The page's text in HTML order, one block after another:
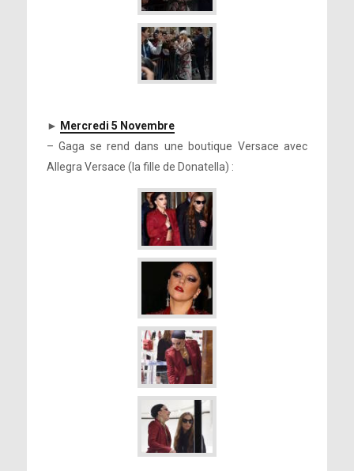
► Mercredi 5 Novembre
– Gaga se rend dans une boutique Versace avec
Allegra Versace (la fille de Donatella) :